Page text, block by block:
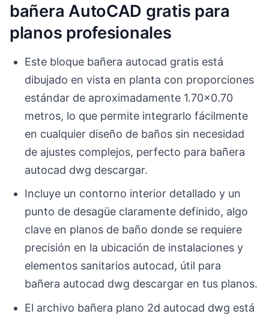
bañera AutoCAD gratis para
planos profesionales
Este bloque bañera autocad gratis está
dibujado en vista en planta con proporciones
estándar de aproximadamente 1.70×0.70
metros, lo que permite integrarlo fácilmente
en cualquier diseño de baños sin necesidad
de ajustes complejos, perfecto para bañera
autocad dwg descargar.
Incluye un contorno interior detallado y un
punto de desagüe claramente definido, algo
clave en planos de baño donde se requiere
precisión en la ubicación de instalaciones y
elementos sanitarios autocad, útil para
bañera autocad dwg descargar en tus planos.
El archivo bañera plano 2d autocad dwg está